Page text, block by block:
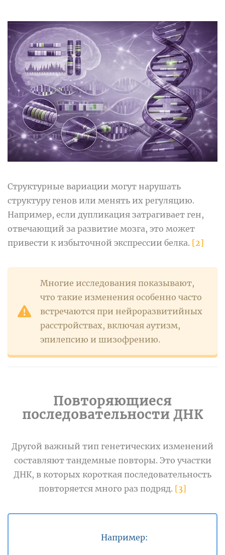
Структурные вариации могут нарушать
структуру генов или менять их регуляцию.
Например, если дупликация затрагивает ген,
отвечающий за развитие мозга, это может
привести к избыточной экспрессии белка. [2]
Многие исследования показывают,
что такие изменения особенно часто
встречаются при нейроразвитийных
расстройствах, включая аутизм,
эпилепсию и шизофрению.
Повторяющиеся
последовательности ДНК
Другой важный тип генетических изменений
составляют тандемные повторы. Это участки
ДНК, в которых короткая последовательность
повторяется много раз подряд. [3]
Например: